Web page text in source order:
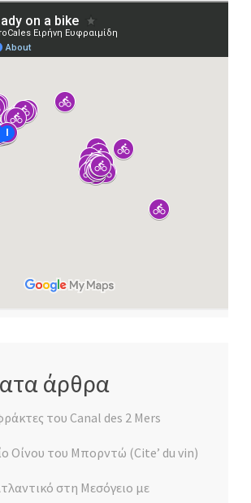
άρθρα
του Canal des 2 Mers
Οίνου του Μπορντώ (Cite’ du vin)
στη Μεσόγειο με